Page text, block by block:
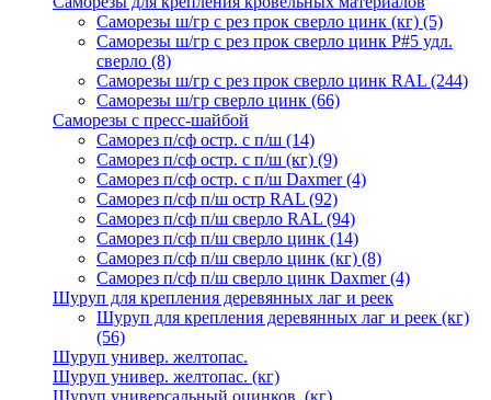
Саморезы ш/гр с рез прок сверло цинк (кг) (5)
Саморезы ш/гр с рез прок сверло цинк P#5 удл.
сверло (8)
Саморезы ш/гр с рез прок сверло цинк RAL (244)
Саморезы ш/гр сверло цинк (66)
Саморезы с пресс-шайбой
Саморез п/сф остр. с п/ш (14)
Саморез п/сф остр. с п/ш (кг) (9)
Саморез п/сф остр. с п/ш Daxmer(4)
Саморез п/сф п/ш остр RAL (92)
Саморез п/сф п/ш сверло RAL (94)
Саморез п/сф п/ш сверло цинк (14)
Саморез п/сф п/ш сверло цинк (кг) (8)
Саморез п/сф п/ш сверло цинк Daxmer(4)
Шуруп для крепления деревянных лаг и реек
Шуруп для крепления деревянных лаг и реек (кг)
(56)
Шуруп универ. желтопас.
Шуруп универ. желтопас. (кг)
Шуруп универсальный оцинков. (кг)